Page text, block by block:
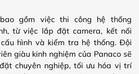
gồm việc thi công hệ thống
từ việc lắp đặt camera, kết nối
hình và kiểm tra hệ thống. Đội
giàu kinh nghiệm của Panaco sẽ
chuyên nghiệp, tối ưu hóa vị trí